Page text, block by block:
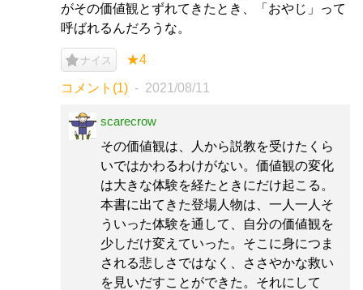
がその価値観とずれてきたとき、「おやじ」って
呼ばれるんだろうな。
ナイス ★4
コメント(1) 2021/08/11
scarecrow
その価値観は、人から説教を受けたくら
いではかわるわけがない。価値観の変化
は大きな体験を経たときにだけ起こる。
本書に出てきた登場人物は、一人一人そ
ういった体験を通して、自分の価値観を
少しだけ変えていった。そこに身につま
される悲しさではなく、ささやかな救い
を見いだすことができた。それにして